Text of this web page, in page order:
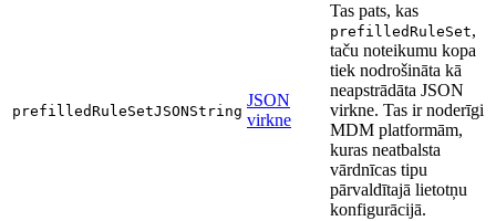
prefilledRuleSetJSONString
JSON
virkne
Tas pats, kas
prefilledRuleSet,
taču noteikumu kopa
tiek nodrošināta kā
neapstrādāta JSON
virkne. Tas ir noderīgi
MDM platformām,
kuras neatbalsta
vārdnīcas tipu
pārvaldītajā lietotņu
konfigurācijā.